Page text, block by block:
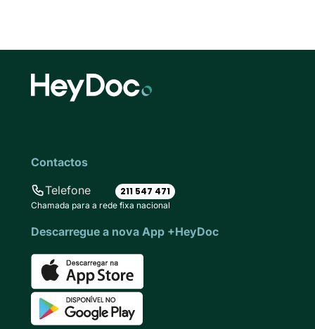
Contactos
Telefone 211 547 471
Chamada para a rede fixa nacional
Descarregue a nova App +HeyDoc